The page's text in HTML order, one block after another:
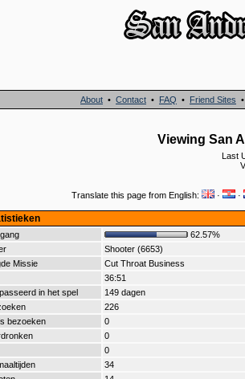
About • Contact • FAQ • Friend Sites
Viewing San
Last
Translate this page from English: · ·
62.57%
Shooter (6653)
Missie
Cut Throat Business
36:51
in het spel
149 dagen
226
bezoeken
0
0
0
34